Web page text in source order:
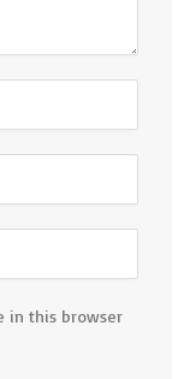
in this browser